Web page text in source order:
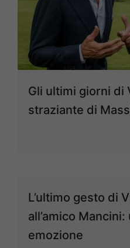
Gli ultimi giorni di
straziante di
L’ultimo gesto di
all’amico
emozione